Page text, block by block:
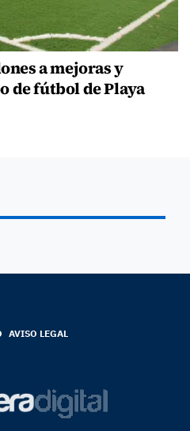
a mejoras y
de fútbol de Playa
AVISO LEGAL